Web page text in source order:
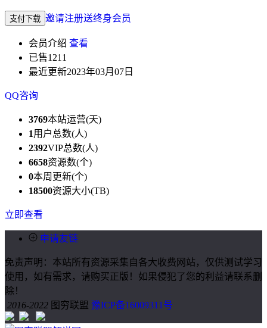
支付下载 邀请注册送终身会员
会员介绍 查看
已售1211
最近更新2023年03月07日
QQ咨询
3769本站运营(天)
1用户总数(人)
2392VIP总数(人)
6658资源数(个)
0本周更新(个)
18500资源大小(TB)
立即查看
申请友链
免责声明：本站所有资源采集自各大收费网站，仅供测试学习
使用，如有需求，请购买正版！如果侵犯了您的利益请联系删
除！
2016-2022 图穷联盟 豫ICP备16009311号